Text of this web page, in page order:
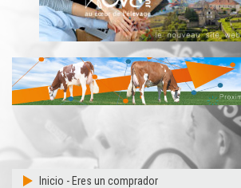
Inicio - Eres un comprador